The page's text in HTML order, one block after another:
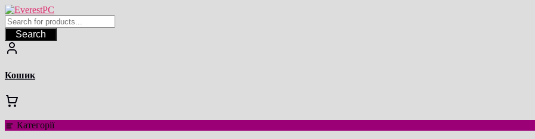
Перейти
до
вмісту
Search
Кошик
Категорії